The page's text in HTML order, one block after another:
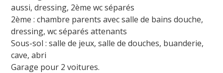
aussi, dressing, 2ème wc séparés
2ème : chambre parents avec salle de bains douche,
dressing, wc séparés attenants
Sous-sol : salle de jeux, salle de douches, buanderie,
cave, abri
Garage pour 2 voitures.